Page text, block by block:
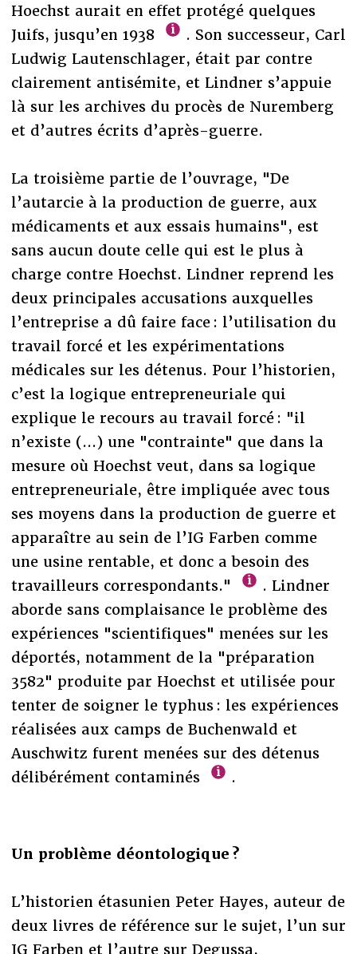
Hoechst aurait en effet protégé quelques
Juifs, jusqu’en 1938
. Son successeur, Carl
Ludwig Lautenschlager, était par contre
clairement antisémite, et Lindner s’appuie
là sur les archives du procès de Nuremberg
et d’autres écrits d’après-guerre.
La troisième partie de l’ouvrage, "De
l’autarcie à la production de guerre, aux
médicaments et aux essais humains", est
sans aucun doute celle qui est le plus à
charge contre Hoechst. Lindner reprend les
deux principales accusations auxquelles
l’entreprise a dû faire face : l’utilisation du
travail forcé et les expérimentations
médicales sur les détenus. Pour l’historien,
c’est la logique entrepreneuriale qui
explique le recours au travail forcé : "il
n’existe (...) une "contrainte" que dans la
mesure où Hoechst veut, dans sa logique
entrepreneuriale, être impliquée avec tous
ses moyens dans la production de guerre et
apparaître au sein de l’IG Farben comme
une usine rentable, et donc a besoin des
travailleurs correspondants."
. Lindner
aborde sans complaisance le problème des
expériences "scientifiques" menées sur les
déportés, notamment de la "préparation
3582" produite par Hoechst et utilisée pour
tenter de soigner le typhus : les expériences
réalisées aux camps de Buchenwald et
Auschwitz furent menées sur des détenus
délibérément contaminés
.
Un problème déontologique ?
L’historien étasunien Peter Hayes, auteur de
deux livres de référence sur le sujet, l’un sur
IG Farben et l’autre sur Degussa,